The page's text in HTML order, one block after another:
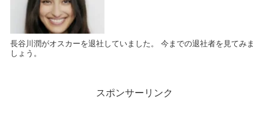
長谷川潤がオスカーを退社していました。 今までの退社者を見てみま
しょう。
スポンサーリンク